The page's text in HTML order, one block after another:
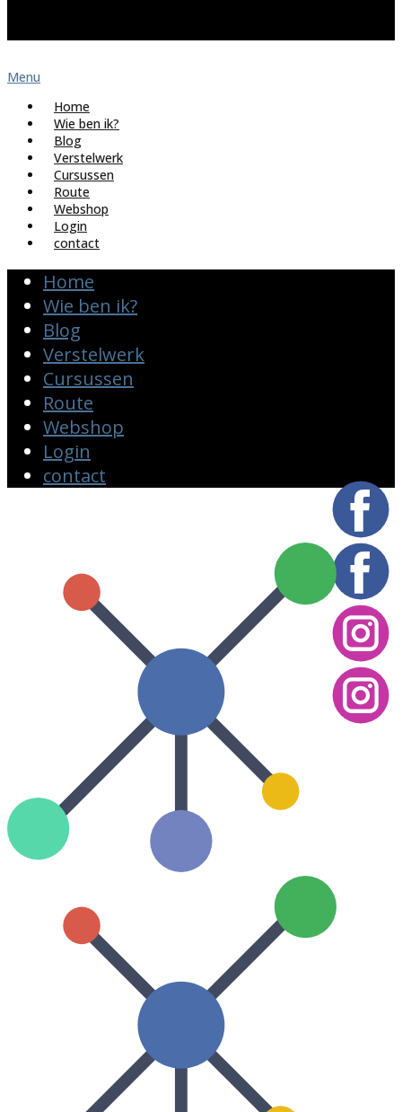
Menu
Home
Wie ben ik?
Blog
Verstelwerk
Cursussen
Route
Webshop
Login
contact
Home
Wie ben ik?
Blog
Verstelwerk
Cursussen
Route
Webshop
Login
contact